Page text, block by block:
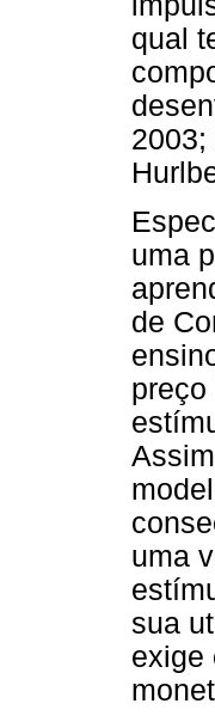
qual
2003;
uma
de
uma
sua
exige